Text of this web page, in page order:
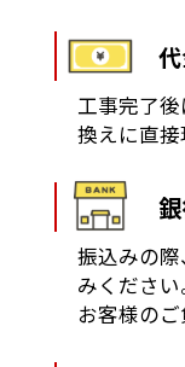
工事完了
換えに直接
振込みの
みください
お客様のご